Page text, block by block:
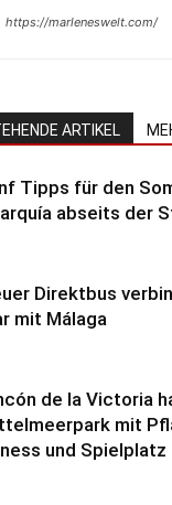
https://marleneswelt.com/
ARTIKEL
Tipps für den
abseits der
Direktbus
mit Málaga
de la Victoria
mit
und Spielplatz